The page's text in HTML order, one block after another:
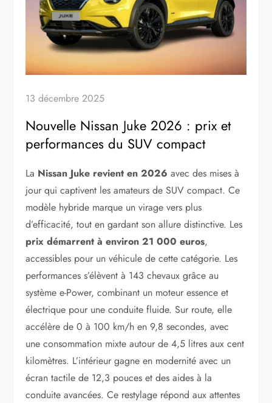
13 décembre 2025
Nouvelle Nissan Juke 2026 : prix et
performances du SUV compact
La Nissan Juke revient en 2026 avec des mises à
jour qui captivent les amateurs de SUV compact. Ce
modèle hybride marque un virage vers plus
d’efficacité, tout en gardant son allure distinctive. Les
prix démarrent à environ 21 000 euros,
accessibles pour un véhicule de cette catégorie. Les
performances s’élèvent à 143 chevaux grâce au
système e-Power, combinant un moteur essence et
électrique pour une conduite fluide. Sur route, elle
accélère de 0 à 100 km/h en 9,8 secondes, avec
une consommation mixte autour de 4,5 litres aux cent
kilomètres. L’intérieur gagne en modernité avec un
écran tactile de 12,3 pouces et des aides à la
conduite avancées. Ce restylage répond aux attentes